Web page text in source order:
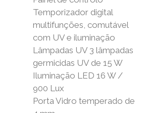
Temporizador digital
multifunções, comutável
com UV e iluminação
Lâmpadas UV 3 lâmpadas
germicidas UV de 15 W
Iluminação LED 16 W /
900 Lux
Porta Vidro temperado de